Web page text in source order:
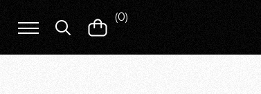
(0)